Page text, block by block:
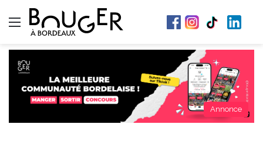
Menu
Annonce